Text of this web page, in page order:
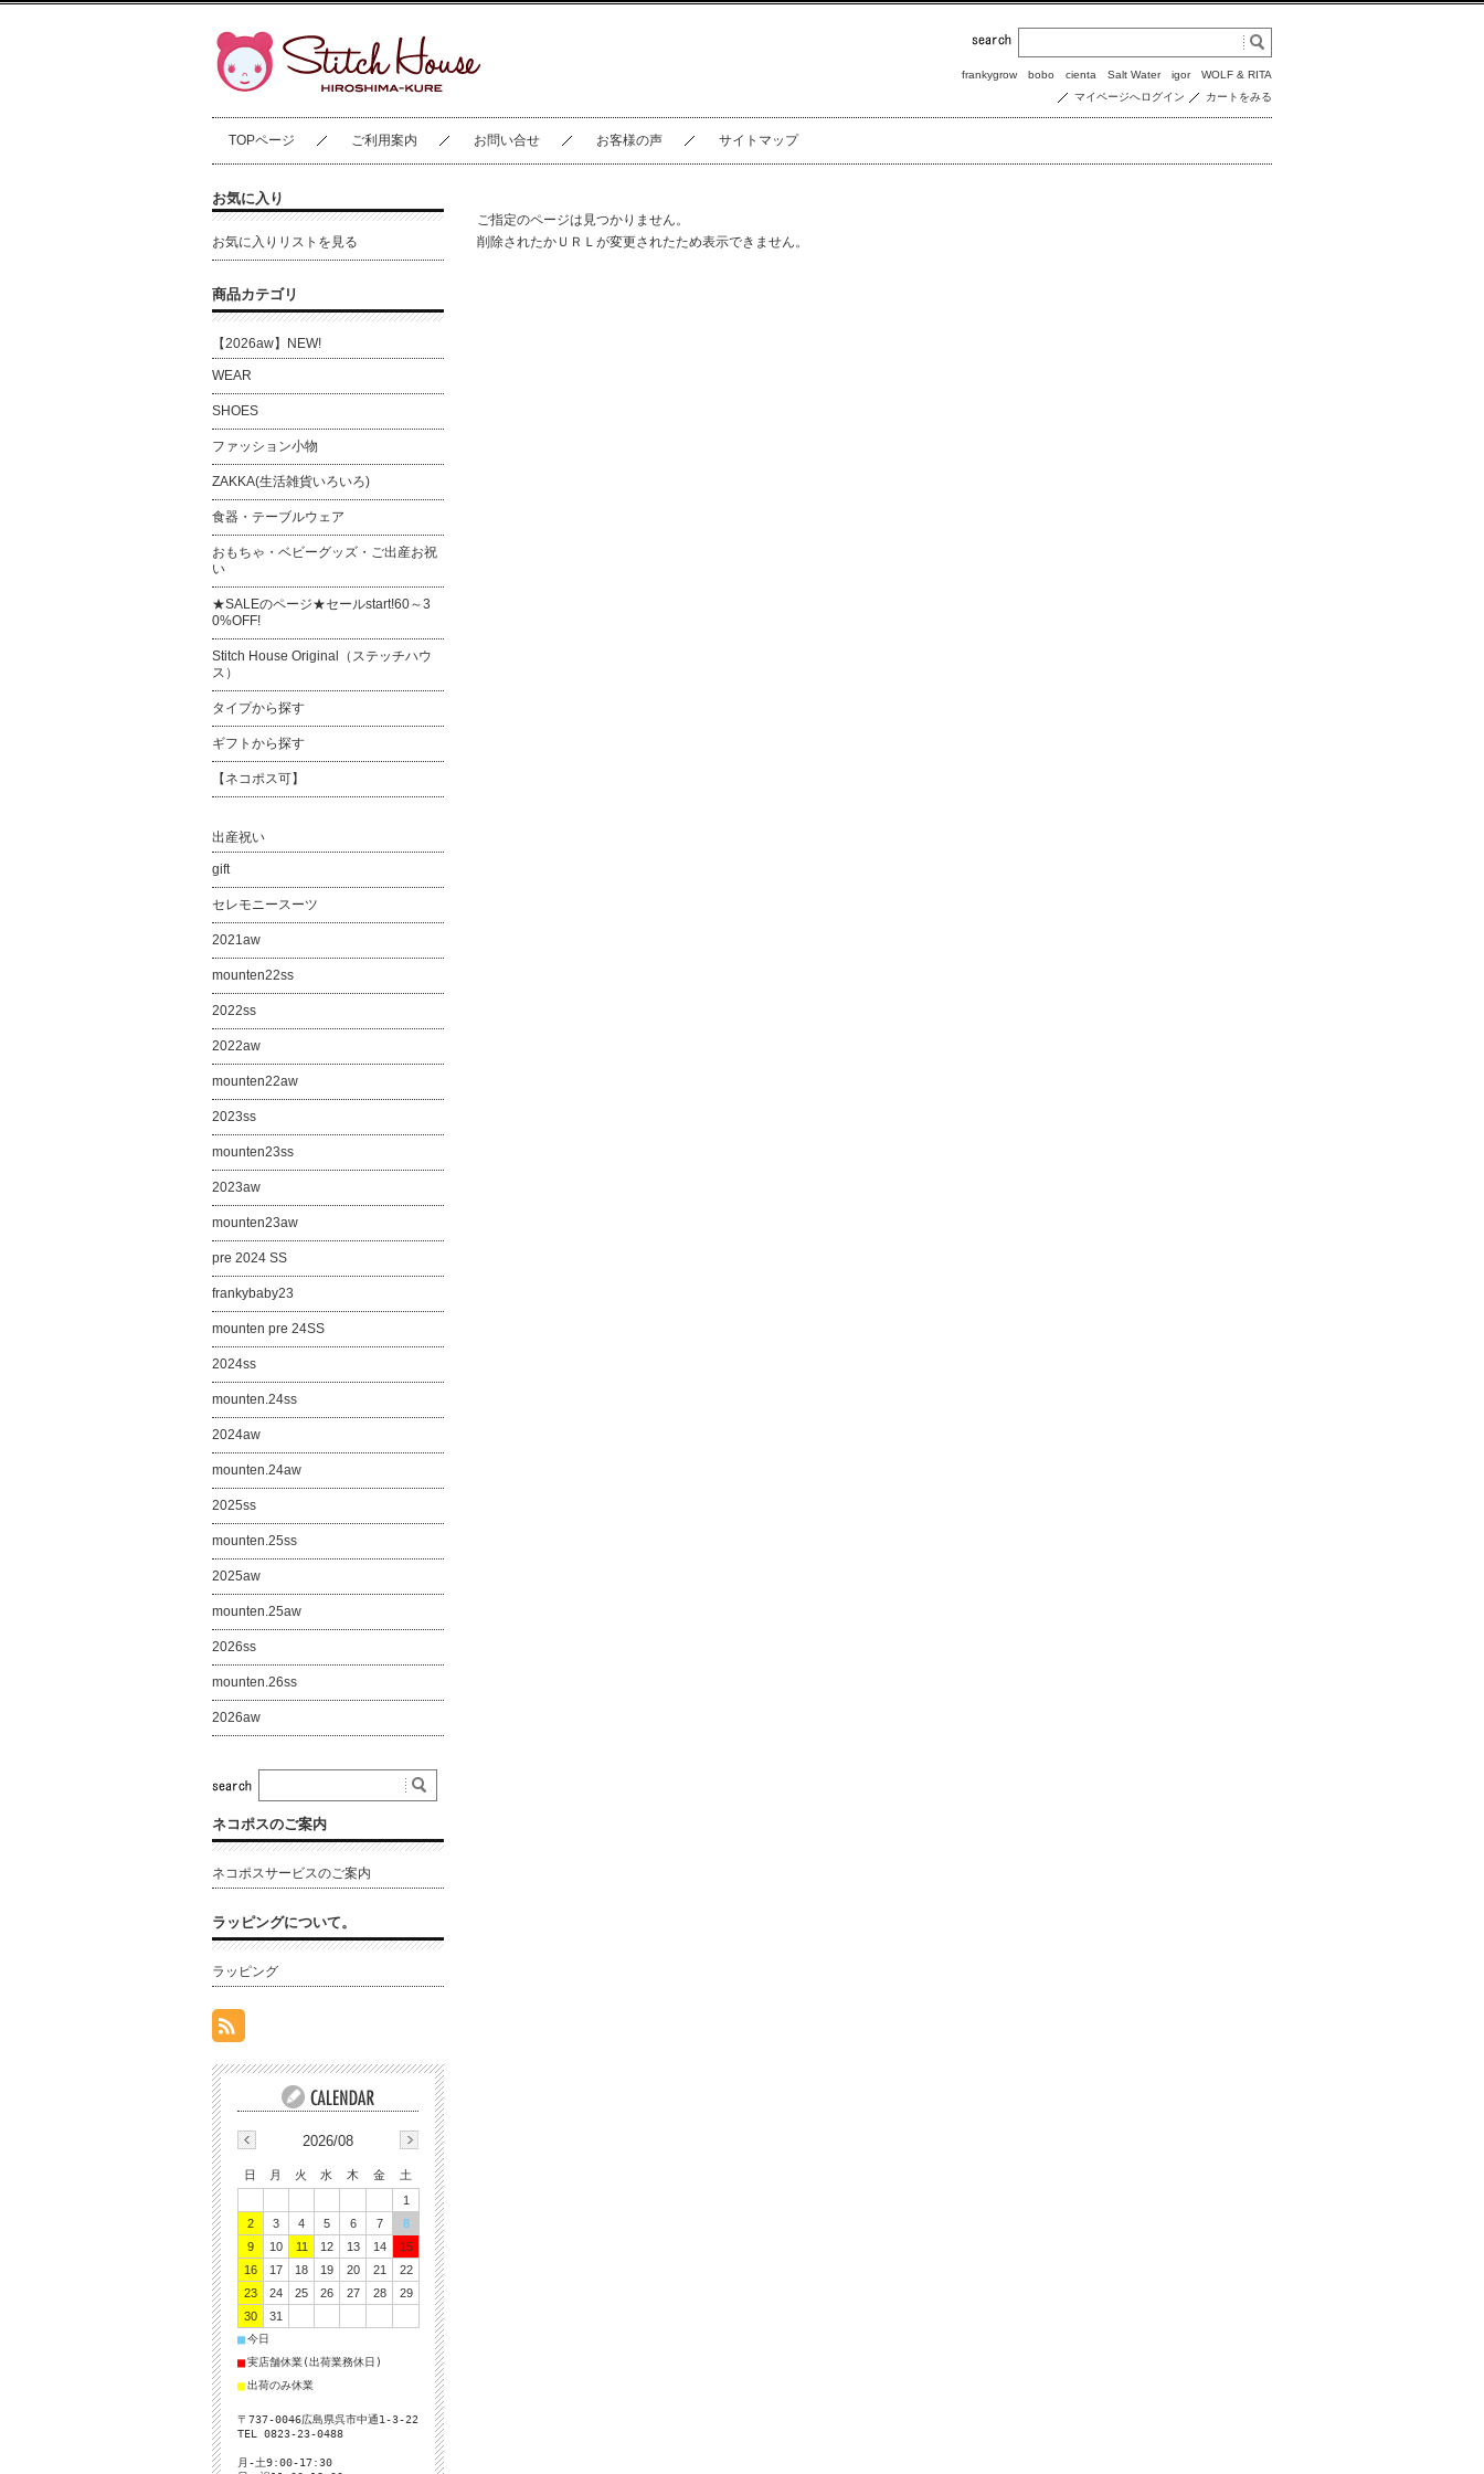
frankygrow bobo cienta Salt Water igor
WOLF & RITA
マイページへログイン
カートをみる
TOPページ ご利用案内 お問い合せ お客様の声 サイトマップ
ご指定のページは見つかりません。
削除されたかＵＲＬが変更されたため表示できません。
お気に入り
お気に入りリストを見る
商品カテゴリ
【2026aw】NEW!
WEAR
SHOES
ファッション小物
ZAKKA(生活雑貨いろいろ)
食器・テーブルウェア
おもちゃ・ベビーグッズ・ご出産お祝
い
★SALEのページ★セールstart!60～3
0%OFF!
Stitch House Original（ステッチハウ
ス）
タイプから探す
ギフトから探す
【ネコポス可】
出産祝い
gift
セレモニースーツ
2021aw
mounten22ss
2022ss
2022aw
mounten22aw
2023ss
mounten23ss
2023aw
mounten23aw
pre 2024 SS
frankybaby23
mounten pre 24SS
2024ss
mounten.24ss
2024aw
mounten.24aw
2025ss
mounten.25ss
2025aw
mounten.25aw
2026ss
mounten.26ss
2026aw
ネコポスのご案内
ネコポスサービスのご案内
ラッピングについて。
ラッピング
2026/08
日 月 火 水 木 金
土
1
2
3 4 5 6 7
8
9
10 11 12 13 14
15
16
17 18 19 20 21
22
23
24 25 26 27 28
29
30
31
■今日
■実店舗休業(出荷業務休日)
■出荷のみ休業
〒737-0046広島県呉市中通1-3-22
TEL 0823-23-0488
月-土9:00-17:30